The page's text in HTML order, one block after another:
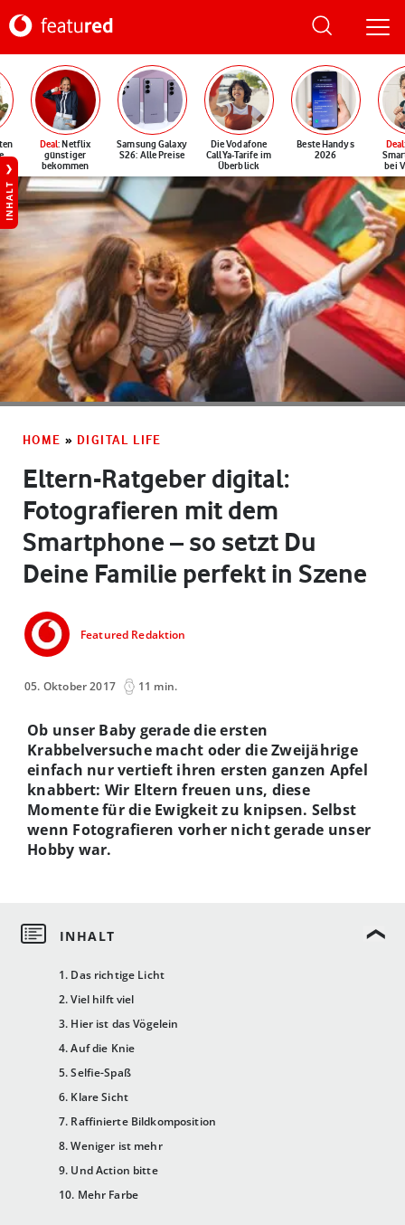
Deal: Netflix
günstiger
bekommen
Samsung Galaxy
S26: Alle Preise
Die Vodafone
CallYa-Tarife im
Überblick
Beste Handys
2026
Deal
bei
INHALT
HOME » DIGITAL LIFE
Eltern-Ratgeber digital:
Fotografieren mit dem
Smartphone – so setzt Du
Deine Familie perfekt in Szene
Featured Redaktion
05. Oktober 2017 11 min.
1. Das richtige Licht
2. Viel hilft viel
3. Hier ist das Vögelein
4. Auf die Knie
5. Selfie-Spaß
6. Klare Sicht
7. Raffinierte Bildkomposition
8. Weniger ist mehr
9. Und Action bitte
10. Mehr Farbe
Ob unser Baby gerade die ersten
Krabbelversuche macht oder die Zweijährige
einfach nur vertieft ihren ersten ganzen Apfel
knabbert: Wir Eltern freuen uns, diese
Momente für die Ewigkeit zu knipsen. Selbst
wenn Fotografieren vorher nicht gerade unser
Hobby war.